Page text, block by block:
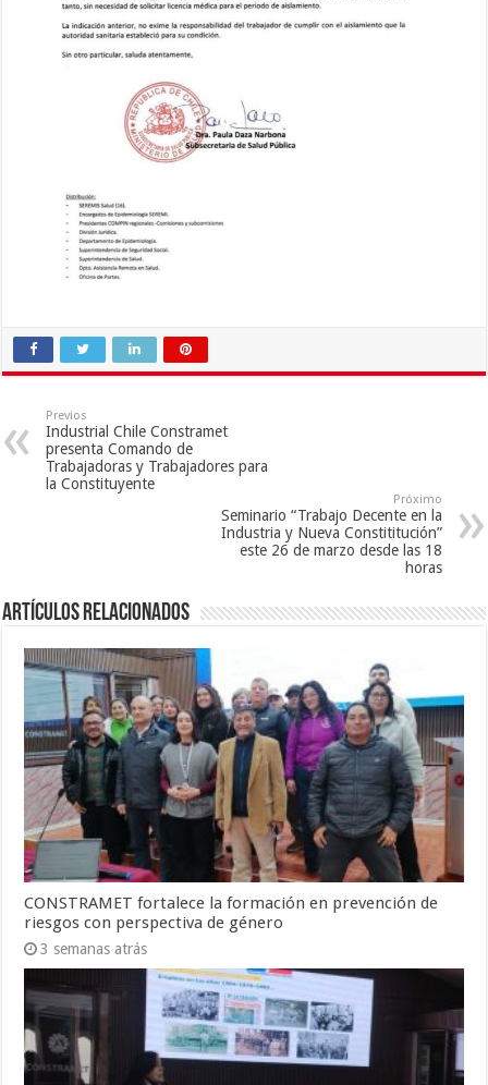
Previos
Industrial Chile Constramet
presenta Comando de
Trabajadoras y Trabajadores para
la Constituyente
Próximo
Seminario “Trabajo Decente en la
Industria y Nueva Constititución”
este 26 de marzo desde las 18
horas
Artículos Relacionados
CONSTRAMET fortalece la formación en prevención de
riesgos con perspectiva de género
3 semanas atrás